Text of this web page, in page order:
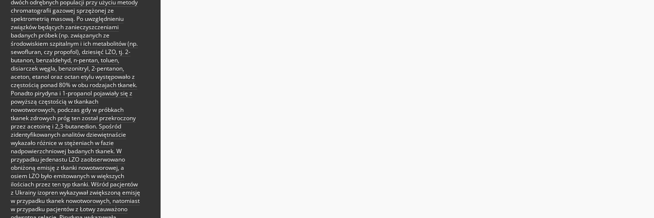
dwóch odrębnych populacji przy użyciu metody
chromatografii gazowej sprzężonej ze
spektrometrią masową. Po uwzględnieniu
związków będących zanieczyszczeniami
badanych próbek (np. związanych ze
środowiskiem szpitalnym i ich metabolitów (np.
sewofluran, czy propofol), dziesięć LZO, tj. 2-
butanon, benzaldehyd, n-pentan, toluen,
disiarczek węgla, benzonitryl, 2-pentanon,
aceton, etanol oraz octan etylu występowało z
częstością ponad 80% w obu rodzajach tkanek.
Ponadto pirydyna i 1-propanol pojawiały się z
powyższą częstością w tkankach
nowotworowych, podczas gdy w próbkach
tkanek zdrowych próg ten został przekroczony
przez acetoinę i 2,3-butanedion. Spośród
zidentyfikowanych analitów dziewiętnaście
wykazało różnice w stężeniach w fazie
nadpowierzchniowej badanych tkanek. W
przypadku jedenastu LZO zaobserwowano
obniżoną emisję z tkanki nowotworowej, a
osiem LZO było emitowanych w większych
ilościach przez ten typ tkanki. Wśród pacjentów
z Ukrainy izopren wykazywał zwiększoną emisję
w przypadku tkanek nowotworowych, natomiast
w przypadku pacjentów z Łotwy zauważono